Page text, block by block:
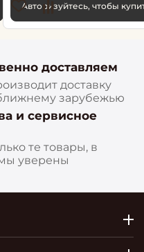
Авторизуйтесь, чтобы
доставляем
доставку
зарубежью
и сервисное
те товары, в
уверены